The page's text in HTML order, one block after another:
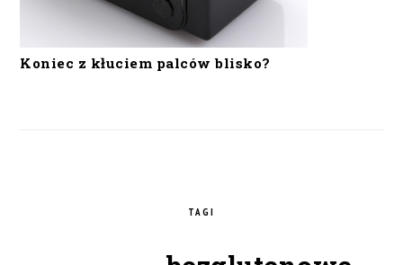
Koniec z kłuciem palców blisko?
TAGI